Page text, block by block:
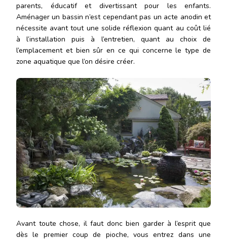
parents, éducatif et divertissant pour les enfants.
Aménager un bassin n’est cependant pas un acte anodin et
nécessite avant tout une solide réflexion quant au coût lié
à l’installation puis à l’entretien, quant au choix de
l’emplacement et bien sûr en ce qui concerne le type de
zone aquatique que l’on désire créer.
Avant toute chose, il faut donc bien garder à l’esprit que
dès le premier coup de pioche, vous entrez dans une